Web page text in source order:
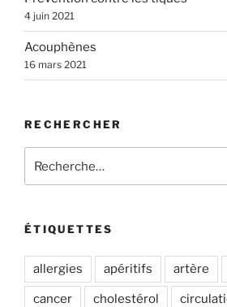
4 juin 2021
Acouphènes
16 mars 2021
RECHERCHER
pour
ÉTIQUETTES
allergies apéritifs artère
cancer cholestérol